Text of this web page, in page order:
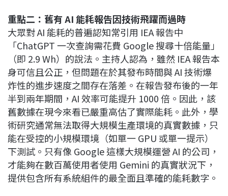
重點二：舊有 AI 能耗報告因技術飛躍而過時
大眾對 AI 能耗的普遍認知常引用 IEA 報告中
「ChatGPT 一次查詢需花費 Google 搜尋十倍能量」
（即 2.9 Wh）的說法。主持人認為，雖然 IEA 報告本
身可信且公正，但問題在於其發布時間與 AI 技術爆
炸性的進步速度之間存在落差。在報告發布後的一年
半到兩年期間，AI 效率可能提升 1000 倍。因此，該
舊數據在現今來看已嚴重高估了實際能耗。此外，學
術研究通常無法取得大規模生產環境的真實數據，只
能在受控的小規模環境（如單一 GPU 或單一提示）
下測試。只有像 Google 這樣大規模運營 AI 的公司，
才能夠在數百萬使用者使用 Gemini 的真實狀況下，
提供包含所有系統組件的最全面且準確的能耗數字。